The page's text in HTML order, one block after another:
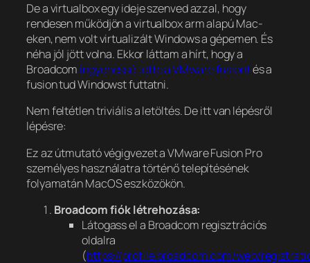
De a virtualbox egy ideje szenved azzal, hogy
rendesen működjön a virtualbox arm alapú Mac-
eken, nem volt virtualizált Windows a gépemen. És
néha jól jött volna. Ekkor láttam a hírt, hogy a
Broadcom ingyenessé tette a VMware fusiontés a
fusion tud Windowst futtatni.
Nem feltétlen triviális a letöltés. De itt van lépésről
lépésre:
Ez az útmutató végigvezet a VMware Fusion Pro
személyes használatra történő telepítésének
folyamatán MacOS eszközökön.
Broadcom fiók létrehozása:
Látogass el a Broadcom regisztrációs
oldalra
(https://profile.broadcom.com/web/